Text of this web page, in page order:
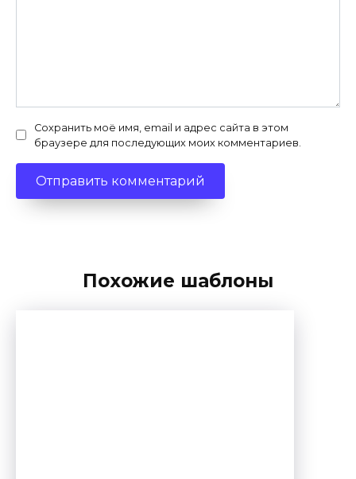
Сохранить моё имя, email и адрес сайта в этом
браузере для последующих моих комментариев.
Похожие шаблоны